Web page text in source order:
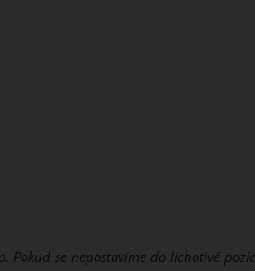
Pokud se nepostavíme do lichotivé